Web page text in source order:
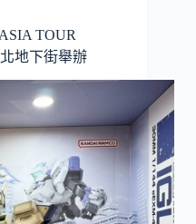
TOUR
地下街舉辦